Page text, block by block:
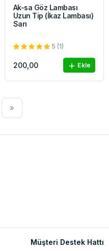
Ak-sa Göz Lambası
Uzun Tip (İkaz Lambası)
Sarı
5 (1)
200,00 Ekle
»Next
Müşteri Destek Hattı